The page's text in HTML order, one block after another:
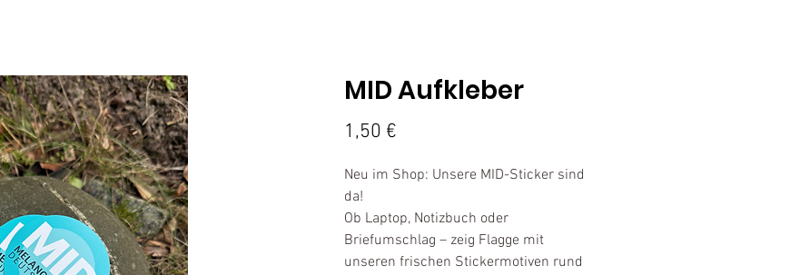
MID Aufkleber
1,50 €
Neu im Shop: Unsere MID-Sticker sind
da!
Ob Laptop, Notizbuch oder
Briefumschlag – zeig Flagge mit
unseren frischen Stickermotiven rund